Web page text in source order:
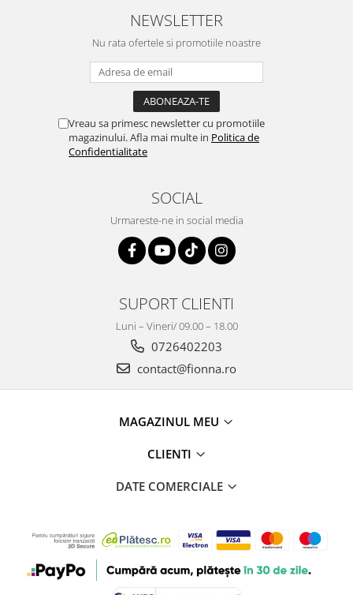
NEWSLETTER
Nu rata ofertele si promotiile noastre
Vreau sa primesc newsletter cu promotiile
magazinului. Afla mai multe in Politica de
Confidentialitate
SOCIAL
Urmareste-ne in social media
SUPORT CLIENTI
Luni – Vineri/ 09.00 – 18.00
0726402203
contact@fionna.ro
MAGAZINUL MEU
CLIENTI
DATE COMERCIALE